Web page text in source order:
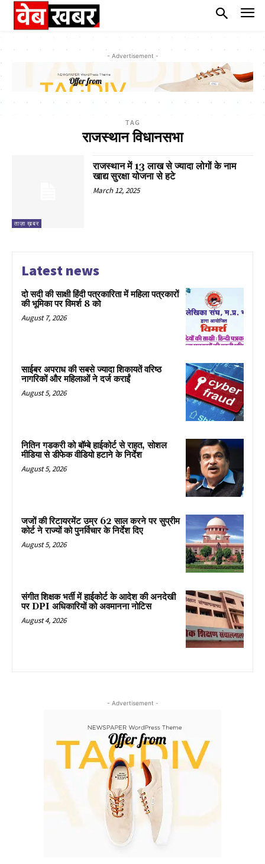
- Advertisement -
TAG
राजस्थान विधानसभा
ताज़ा ख़बर
राजस्थान में 13 लाख से ज्यादा लोगों के नाम
खाद्य सुरक्षा योजना से हटे
March 12, 2025
Latest news
दो सदी की साक्षी हिंदी पत्रकारिता में महिला पत्रकारों
की भूमिका पर विमर्श 8 को
August 7, 2026
साईबर अपराध की सबसे ज्यादा शिकायतें वरिष्ठ
नागरिकों और महिलाओं ने दर्ज कराईं
August 5, 2026
नितिन गडकरी को बॉम्बे हाईकोर्ट से राहत, सोशल
मीडिया से डीफेक वीडियो हटाने के निर्देश
August 5, 2026
जजों की रिटायरमेंट उम्र 62 साल करने पर सुप्रीम
कोर्ट ने राज्यों को पुनर्विचार के निर्देश दिए
August 5, 2026
संगीत शिक्षक भर्ती में हाईकोर्ट के आदेश की अनदेखी
पर DPI अधिकारियों को अवमानना नोटिस
August 4, 2026
- Advertisement -